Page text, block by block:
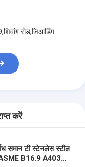
रोड,जिआडिंग
करें
समान टी स्टेनलेस स्टील
B16.9 A403